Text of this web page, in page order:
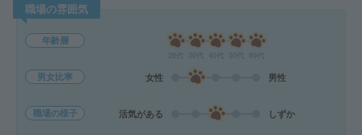
職場の雰囲気
年齢層
男女比率 女性 男性
職場の様子 活気がある しずか